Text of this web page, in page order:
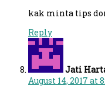
kak minta tips
Reply
Jati
August 14, 2017 at